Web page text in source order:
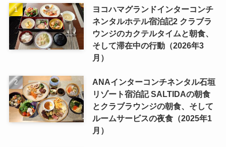
ヨコハマグランドインターコンチ
ネンタルホテル宿泊記2 クラブラ
ウンジのカクテルタイムと朝食、
そして滞在中の行動（2026年3
月）
ANAインターコンチネンタル石垣
リゾート宿泊記 SALTIDAの朝食
とクラブラウンジの朝食、そして
ルームサービスの夜食（2025年1
月）